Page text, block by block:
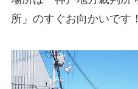
所」のすぐお向かいです！